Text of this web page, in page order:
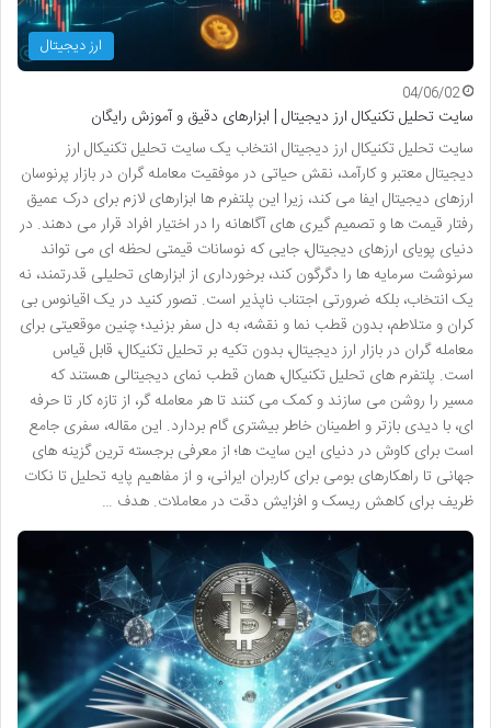
ارز دیجیتال
04/06/02
سایت تحلیل تکنیکال ارز دیجیتال | ابزارهای دقیق و آموزش رایگان
سایت تحلیل تکنیکال ارز دیجیتال انتخاب یک سایت تحلیل تکنیکال ارز
دیجیتال معتبر و کارآمد، نقش حیاتی در موفقیت معامله گران در بازار پرنوسان
ارزهای دیجیتال ایفا می کند، زیرا این پلتفرم ها ابزارهای لازم برای درک عمیق
رفتار قیمت ها و تصمیم گیری های آگاهانه را در اختیار افراد قرار می دهند. در
دنیای پویای ارزهای دیجیتال، جایی که نوسانات قیمتی لحظه ای می تواند
سرنوشت سرمایه ها را دگرگون کند، برخورداری از ابزارهای تحلیلی قدرتمند، نه
یک انتخاب، بلکه ضرورتی اجتناب ناپذیر است. تصور کنید در یک اقیانوس بی
کران و متلاطم، بدون قطب نما و نقشه، به دل سفر بزنید؛ چنین موقعیتی برای
معامله گران در بازار ارز دیجیتال، بدون تکیه بر تحلیل تکنیکال، قابل قیاس
است. پلتفرم های تحلیل تکنیکال، همان قطب نمای دیجیتالی هستند که
مسیر را روشن می سازند و کمک می کنند تا هر معامله گر، از تازه کار تا حرفه
ای، با دیدی بازتر و اطمینان خاطر بیشتری گام بردارد. این مقاله، سفری جامع
است برای کاوش در دنیای این سایت ها؛ از معرفی برجسته ترین گزینه های
جهانی تا راهکارهای بومی برای کاربران ایرانی، و از مفاهیم پایه تحلیل تا نکات
ظریف برای کاهش ریسک و افزایش دقت در معاملات. هدف …